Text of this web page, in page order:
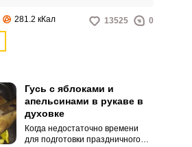
особый вкус сухофруктов и
281.2 кКал 13525 0
Гусь с яблоками и
апельсинами в рукаве в
духовке
Когда недостаточно времени
для подготовки праздничного